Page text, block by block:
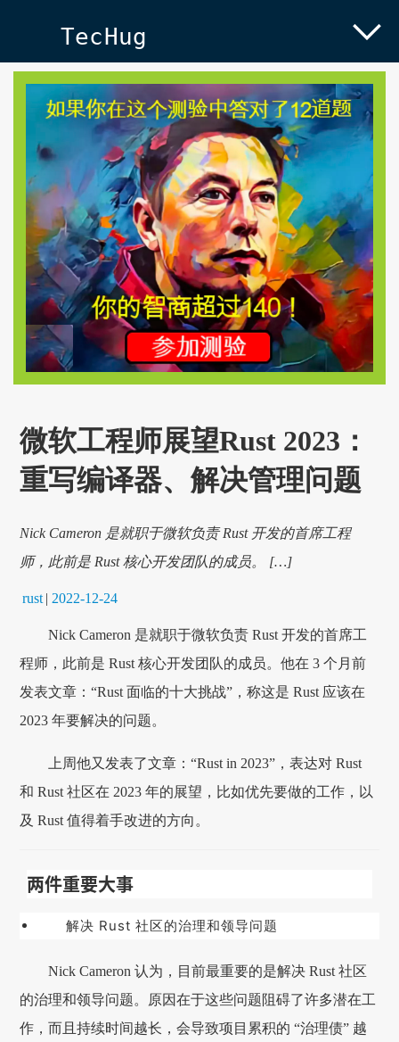
TecHug
微软工程师展望Rust 2023：
重写编译器、解决管理问题
Nick Cameron 是就职于微软负责 Rust 开发的首席工程
师，此前是 Rust 核心开发团队的成员。 […]
rust | 2022-12-24
Nick Cameron 是就职于微软负责 Rust 开发的首席工
程师，此前是 Rust 核心开发团队的成员。他在 3 个月前
发表文章：“Rust 面临的十大挑战”，称这是 Rust 应该在
2023 年要解决的问题。
上周他又发表了文章：“Rust in 2023”，表达对 Rust
和 Rust 社区在 2023 年的展望，比如优先要做的工作，以
及 Rust 值得着手改进的方向。
两件重要大事
解决 Rust 社区的治理和领导问题
Nick Cameron 认为，目前最重要的是解决 Rust 社区
的治理和领导问题。原因在于这些问题阻碍了许多潜在工
作，而且持续时间越长，会导致项目累积的 “治理债” 越